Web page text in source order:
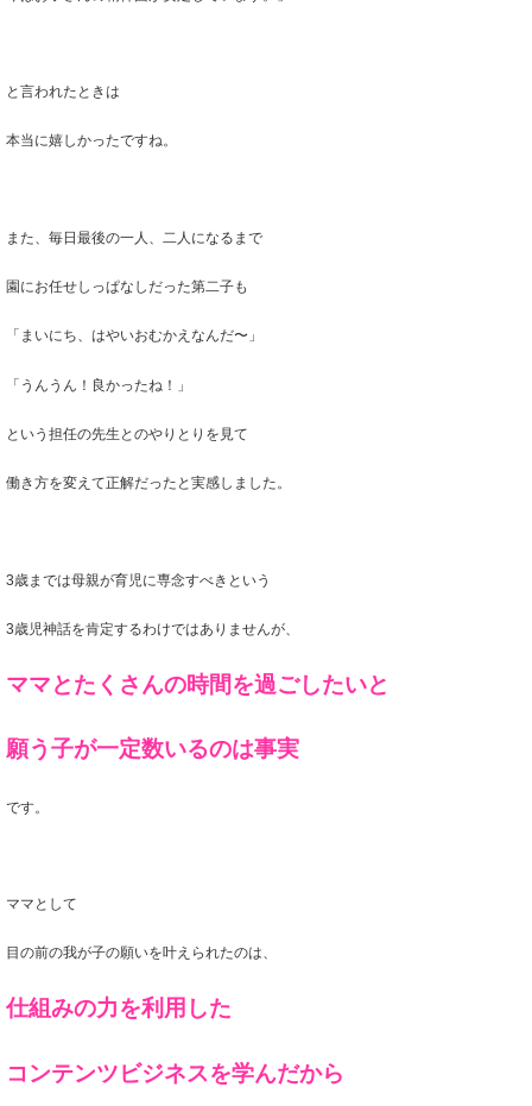
と言われたときは
本当に嬉しかったですね。
また、毎日最後の一人、二人になるまで
園にお任せしっぱなしだった第二子も
「まいにち、はやいおむかえなんだ〜」
「うんうん！良かったね！」
という担任の先生とのやりとりを見て
働き方を変えて正解だったと実感しました。
3歳までは母親が育児に専念すべきという
3歳児神話を肯定するわけではありませんが、
ママとたくさんの時間を過ごしたいと
願う子が一定数いるのは事実
です。
ママとして
目の前の我が子の願いを叶えられたのは、
仕組みの力を利用した
コンテンツビジネスを学んだから